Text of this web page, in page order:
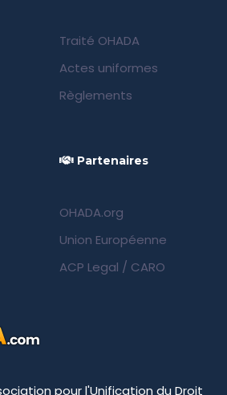
Traité OHADA
Actes uniformes
Règlements
Partenaires
OHADA.org
Union Européenne
ACP Legal / CARO
pour l'Unification du Droit